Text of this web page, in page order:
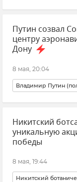
Археология В
РАН
Путин созвал
центру
Дону
8 мая, 20:04
Владимир Путин
Совет безопасности
Безопасность
Никитский
уникальную
победы
8 мая, 19:44
Никитский